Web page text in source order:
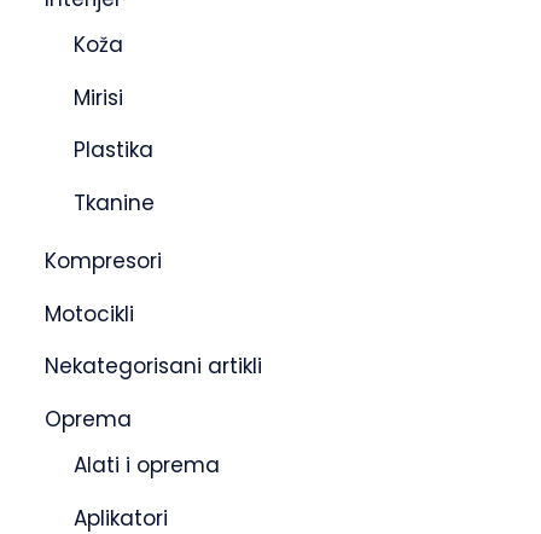
Koža
Mirisi
Plastika
Tkanine
Kompresori
Motocikli
Nekategorisani artikli
Oprema
Alati i oprema
Aplikatori